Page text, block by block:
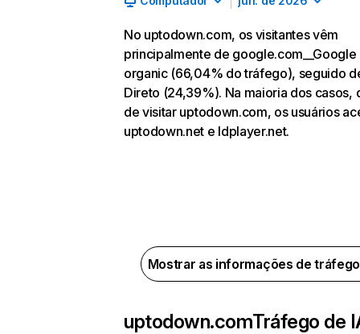
No uptodown.com, os visitantes vêm
principalmente de google.com__Google
organic (66,04% do tráfego), seguido
Direto (24,39%). Na maioria dos casos,
de visitar uptodown.com, os usuários
uptodown.net e ldplayer.net.
Mostrar as informações de
uptodown.comTráfego de